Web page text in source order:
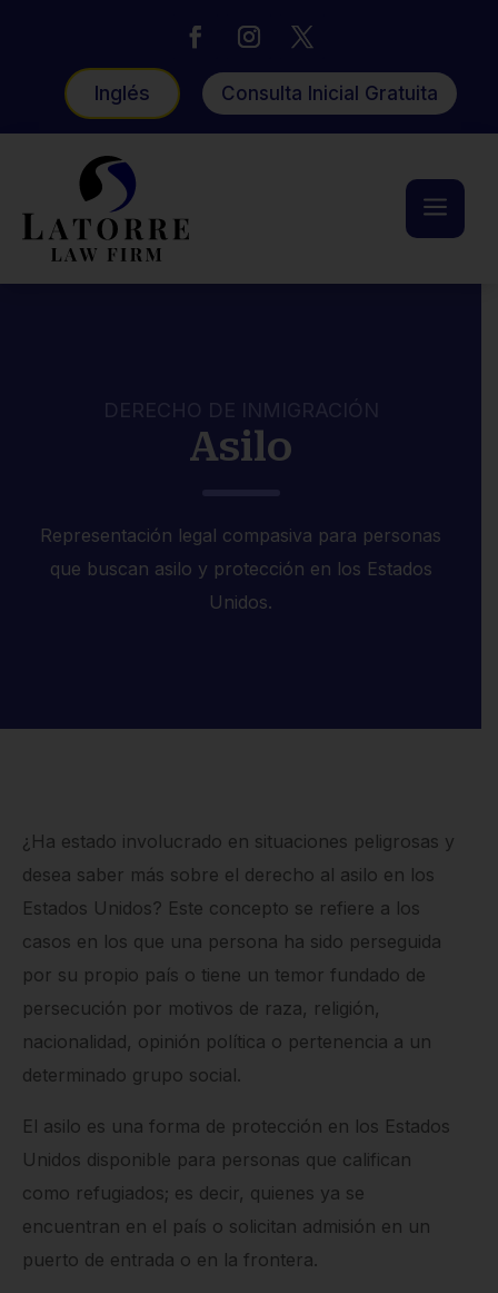
Inglés Consulta Inicial Gratuita
a
Asilo
Representación legal compasiva para personas
que buscan asilo y protección en los Estados
Unidos.
¿Ha estado involucrado en situaciones peligrosas y
desea saber más sobre el derecho al asilo en los
Estados Unidos? Este concepto se refiere a los
casos en los que una persona ha sido perseguida
por su propio país o tiene un temor fundado de
persecución por motivos de raza, religión,
nacionalidad, opinión política o pertenencia a un
determinado grupo social.
El asilo es una forma de protección en los Estados
Unidos disponible para personas que califican
como refugiados; es decir, quienes ya se
encuentran en el país o solicitan admisión en un
puerto de entrada o en la frontera.